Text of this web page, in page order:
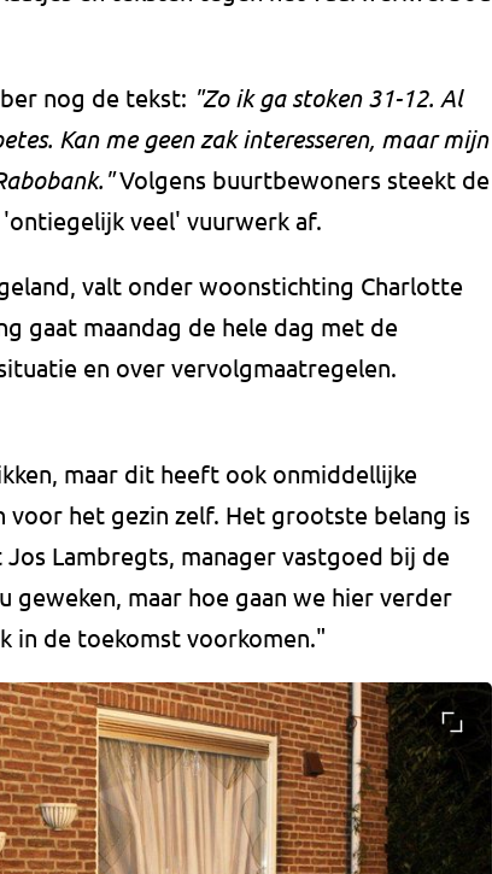
nog de tekst: "Zo ik ga stoken 31-12. Al
Kan me geen zak interesseren, maar mijn
Volgens buurtbewoners steekt de
veel' vuurwerk af.
valt onder woonstichting Charlotte
gaat maandag de hele dag met de
en over vervolgmaatregelen.
maar dit heeft ook onmiddellijke
voor het gezin zelf. Het grootste belang is
Lambregts, manager vastgoed bij de
geweken, maar hoe gaan we hier verder
in de toekomst voorkomen."